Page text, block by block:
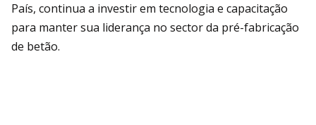
País, continua a investir em tecnologia e capacitação
para manter sua liderança no sector da pré-fabricação
de betão.